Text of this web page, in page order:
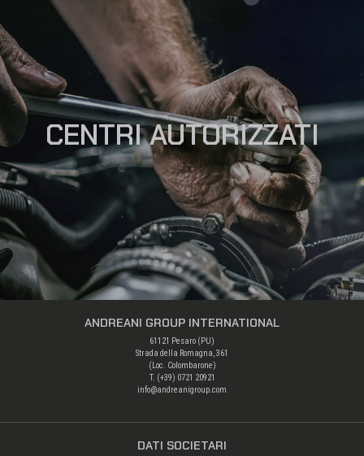
CENTRI AUTORIZZATI
ANDREANI GROUP INTERNATIONAL
61121 Pesaro (PU)
Strada della Romagna, 361
(Loc. Colombarone)
T. (+39) 0721 20921
info@andreanigroup.com
DATI SOCIETARI